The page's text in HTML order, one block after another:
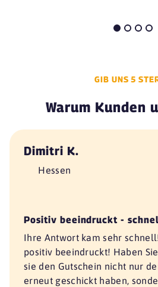
GIB UNS 5
Warum Kunden
Dimitri K.
Hessen
Positiv beeindruckt -
Ihre Antwort kam sehr
positiv beeindruckt! Haben
sie den Gutschein nicht nur
erneut geschickt haben,